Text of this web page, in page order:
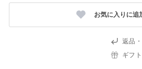
お気に入りに追
返品
ギフ